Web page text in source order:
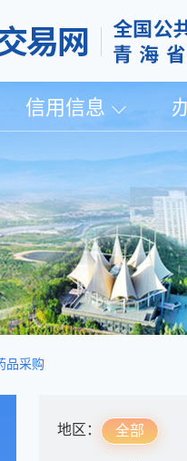
信用信息
品采购
地区： 全部